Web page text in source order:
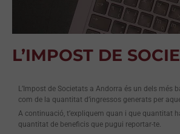
L’IMPOST DE
L’Impost de Societats a Andorra és un dels més
com de la quantitat d’ingressos generats per
A continuació, t’expliquem quan i que quantitat
quantitat de beneficis que pugui reportar-te.